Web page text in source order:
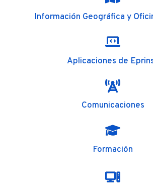
Información Geográfica y
Aplicaciones de
Comunicaciones
Formación